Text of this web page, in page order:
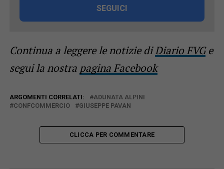
SEGUICI
Continua a leggere le notizie diDiario FVGe
segui la nostra pagina Facebook
ARGOMENTI CORRELATI:
ADUNATA ALPINI
CONFCOMMERCIO
GIUSEPPE PAVAN
CLICCA PER COMMENTARE